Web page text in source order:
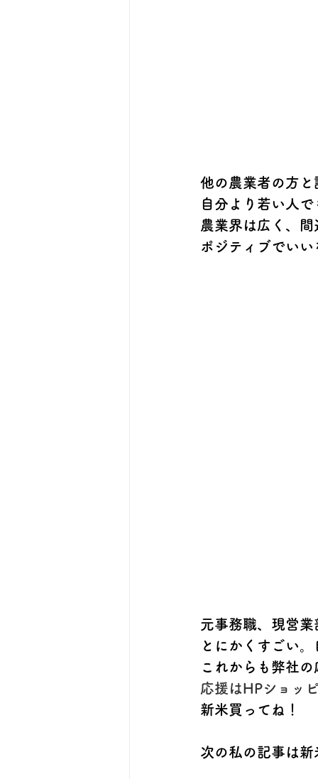
他の農業者の方
自分より若い人
農業界は広く、
ポジティブでい
元事務職、現営
とにかくすごい
これからも弊社
応援はHPショッ
新米買ってね！
次の私の記事は